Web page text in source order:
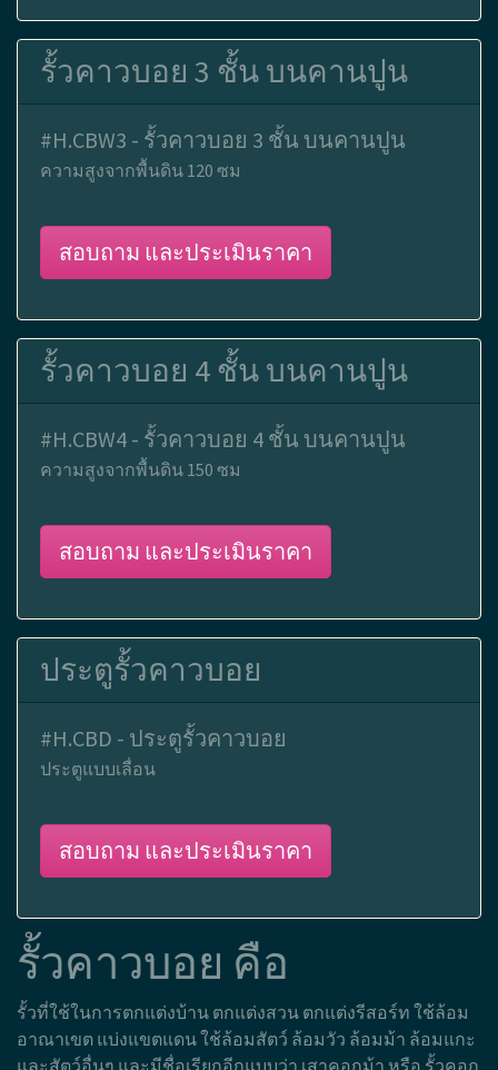
รั้วคาวบอย 3 ชั้น บนคานปูน
#H.CBW3 - รั้วคาวบอย 3 ชั้น บนคานปูน
รั้วคาวบอย 4 ชั้น บนคานปูน
#H.CBW4 - รั้วคาวบอย 4 ชั้น บนคานปูน
ประตูรั้วคาวบอย